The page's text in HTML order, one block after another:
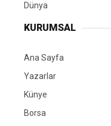
Dünya
KURUMSAL
Ana Sayfa
Yazarlar
Künye
Borsa